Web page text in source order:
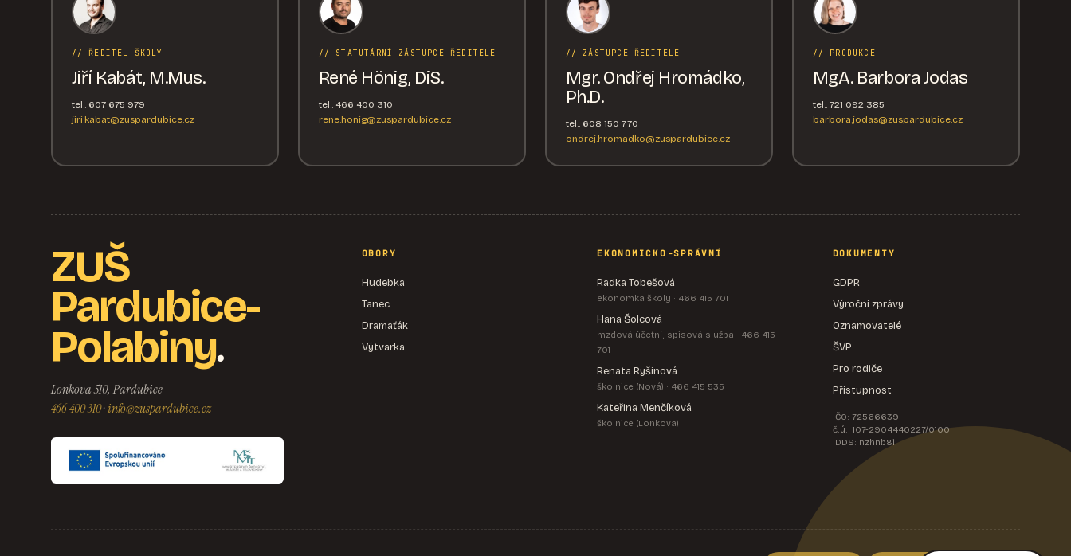
// ŘEDITEL ŠKOLY
Jiří Kabát, M.Mus.
tel.: 607 675 979
jiri.kabat@zuspardubice.cz
// STATUTÁRNÍ ZÁSTUPCE ŘEDITELE
René Hönig, DiS.
tel.: 466 400 310
rene.honig@zuspardubice.cz
// ZÁSTUPCE ŘEDITELE
Mgr. Ondřej Hromádko,
Ph.D.
tel.: 608 150 770
ondrej.hromadko@zuspardubice.cz
// PRODUKCE
MgA. Barbora Jodas
tel.: 721 092 385
barbora.jodas@zuspardubice.cz
ZUŠ
Pardubice-
Polabiny.
Lonkova 510, Pardubice
466 400 310·info@zuspardubice.cz
OBORY
Hudebka
Tanec
Dramaťák
Výtvarka
EKONOMICKO-SPRÁVNÍ
Radka Tobešová
ekonomka školy · 466 415 701
Hana Šolcová
mzdová účetní, spisová služba · 466 415
701
Renata Ryšinová
školnice (Nová) · 466 415 535
Kateřina Menčíková
školnice (Lonkova)
DOKUMENTY
GDPR
Výroční zprávy
Oznamovatelé
ŠVP
Pro rodiče
Přístupnost
IČO: 72566639
č.ú.: 107-2904440227/0100
IDDS: nzhnb8i